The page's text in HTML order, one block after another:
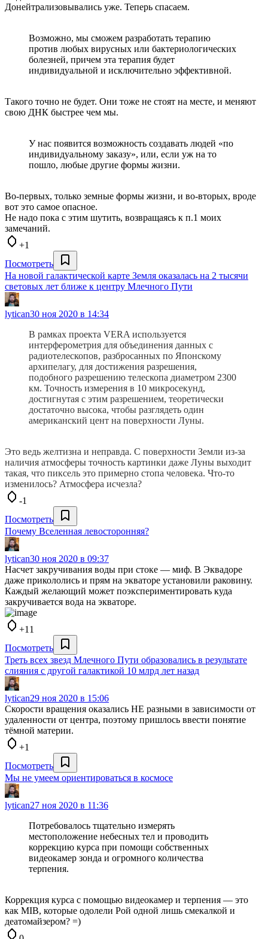
Донейтрализовывались уже. Теперь спасаем.
Возможно, мы сможем разработать терапию
против любых вирусных или бактериологических
болезней, причем эта терапия будет
индивидуальной и исключительно эффективной.
Такого точно не будет. Они тоже не стоят на месте, и меняют
свою ДНК быстрее чем мы.
У нас появится возможность создавать людей «по
индивидуальному заказу», или, если уж на то
пошло, любые другие формы жизни.
Во-первых, только земные формы жизни, и во-вторых, вроде
вот это самое опасное.
Не надо пока с этим шутить, возвращаясь к п.1 моих
замечаний.
+1
Посмотреть
На новой галактической карте Земля оказалась на 2 тысячи
световых лет ближе к центру Млечного Пути
lytican30 ноя 2020 в 14:34
В рамках проекта VERA используется
интерферометрия для объединения данных с
радиотелескопов, разбросанных по Японскому
архипелагу, для достижения разрешения,
подобного разрешению телескопа диаметром 2300
км. Точность измерения в 10 микросекунд,
достигнутая с этим разрешением, теоретически
достаточно высока, чтобы разглядеть один
американский цент на поверхности Луны.
Это ведь желтизна и неправда. С поверхности Земли из-за
наличия атмосферы точность картинки даже Луны выходит
такая, что пиксель это примерно стопа человека. Что-то
изменилось? Атмосфера исчезла?
-1
Посмотреть
Почему Вселенная левосторонняя?
lytican30 ноя 2020 в 09:37
Насчет закручивания воды при стоке — миф. В Эквадоре
даже прикололись и прям на экваторе установили раковину.
Каждый желающий может поэкспериментировать куда
закручивается вода на экваторе.
+11
Посмотреть
Треть всех звезд Млечного Пути образовались в результате
слияния с другой галактикой 10 млрд лет назад
lytican29 ноя 2020 в 15:06
Скорости вращения оказались НЕ разными в зависимости от
удаленности от центра, поэтому пришлось ввести понятие
тёмной материи.
+1
Посмотреть
Мы не умеем ориентироваться в космосе
lytican27 ноя 2020 в 11:36
Потребовалось тщательно измерять
местоположение небесных тел и проводить
коррекцию курса при помощи собственных
видеокамер зонда и огромного количества
терпения.
Коррекция курса с помощью видеокамер и терпения — это
как MIB, которые одолели Рой одной лишь смекалкой и
деатомайзером? =)